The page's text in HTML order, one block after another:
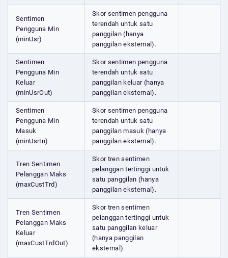
Sentimen
Pengguna Min
(minUsr)
Skor sentimen pengguna
terendah untuk satu
panggilan (hanya
panggilan eksternal).
Sentimen
Pengguna Min
Keluar
(minUsrOut)
Skor sentimen pengguna
terendah untuk satu
panggilan keluar (hanya
panggilan eksternal).
Sentimen
Pengguna Min
Masuk
(minUsrIn)
Skor sentimen pengguna
terendah untuk satu
panggilan masuk (hanya
panggilan eksternal).
Tren Sentimen
Pelanggan Maks
(maxCustTrd)
Skor tren sentimen
pelanggan tertinggi untuk
satu panggilan (hanya
panggilan eksternal).
Tren Sentimen
Pelanggan Maks
Keluar
(maxCustTrdOut)
Skor tren sentimen
pelanggan tertinggi untuk
satu panggilan keluar
(hanya panggilan
eksternal).